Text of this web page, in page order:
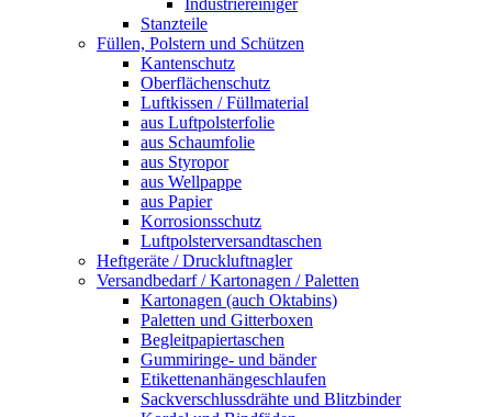
Stanzteile
Füllen, Polstern und Schützen
Kantenschutz
Oberflächenschutz
Luftkissen / Füllmaterial
aus Luftpolsterfolie
aus Schaumfolie
aus Styropor
aus Wellpappe
aus Papier
Korrosionsschutz
Luftpolsterversandtaschen
Heftgeräte / Druckluftnagler
Versandbedarf / Kartonagen / Paletten
Kartonagen (auch Oktabins)
Paletten und Gitterboxen
Begleitpapiertaschen
Gummiringe- und bänder
Etikettenanhängeschlaufen
Sackverschlussdrähte und Blitzbinder